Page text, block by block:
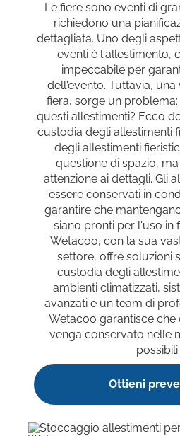
Le fiere sono eventi di
richiedono una
dettagliata. Uno degli
eventi è l'allestimento,
impeccabile per
dell'evento. Tuttavia,
fiera, sorge un
questi allestimenti? Ecco
custodia degli allestimenti
degli allestimenti
questione di spazio,
attenzione ai dettagli. Gli
essere conservati in
garantire che
siano pronti per l'uso in
Wetacoo, con la sua
settore, offre soluzioni
custodia degli
ambienti climatizzati,
avanzati e un team di
Wetacoo garantisce che
venga conservato nelle
possibili.
Ottieni